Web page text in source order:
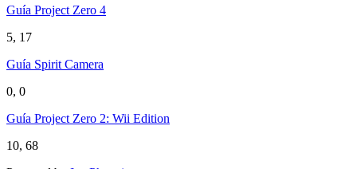
Guía Project Zero 4
5, 17
Guía Spirit Camera
0, 0
Guía Project Zero 2: Wii Edition
10, 68